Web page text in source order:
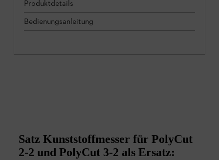
Produktdetails
Bedienungsanleitung
Satz Kunststoffmesser für PolyCut
2-2 und PolyCut 3-2 als Ersatz: